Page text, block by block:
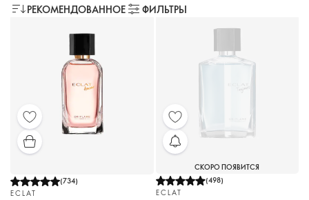
РЕКОМЕНДОВАННОЕ ФИЛЬТРЫ
(734)
ECLAT
СКОРО ПОЯВИТСЯ
(498)
ECLAT